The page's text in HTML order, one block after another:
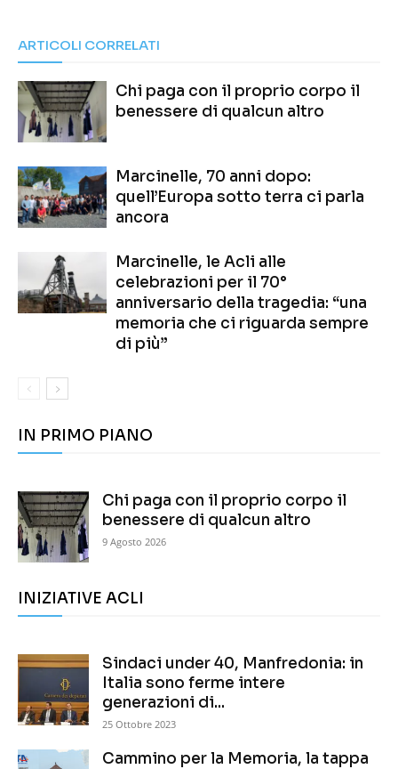
ARTICOLI CORRELATI
Chi paga con il proprio corpo il
benessere di qualcun altro
Marcinelle, 70 anni dopo:
quell’Europa sotto terra ci parla
ancora
Marcinelle, le Acli alle
celebrazioni per il 70°
anniversario della tragedia: “una
memoria che ci riguarda sempre
di più”
IN PRIMO PIANO
Chi paga con il proprio corpo il
benessere di qualcun altro
9 Agosto 2026
INIZIATIVE ACLI
Sindaci under 40, Manfredonia: in
Italia sono ferme intere
generazioni di...
25 Ottobre 2023
Cammino per la Memoria, la tappa